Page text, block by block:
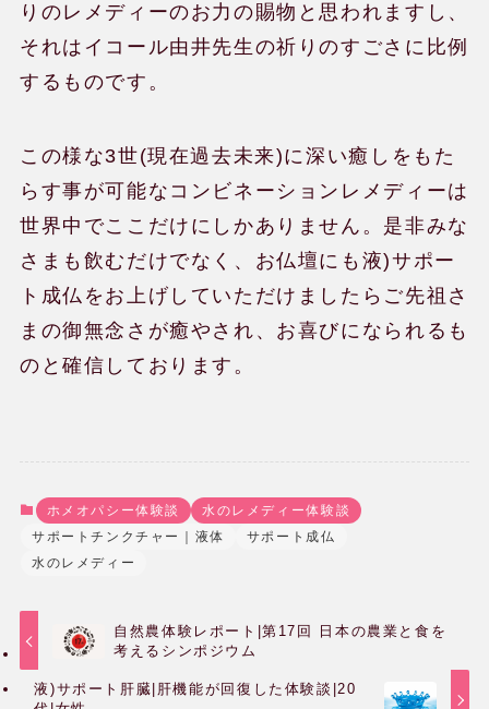
りのレメディーのお力の賜物と思われますし、
それはイコール由井先生の祈りのすごさに比例
するものです。
この様な3世(現在過去未来)に深い癒しをもた
らす事が可能なコンビネーションレメディーは
世界中でここだけにしかありません。是非みな
さまも飲むだけでなく、お仏壇にも液)サポー
ト成仏をお上げしていただけましたらご先祖さ
まの御無念さが癒やされ、お喜びになられるも
のと確信しております。
ホメオパシー体験談
水のレメディー体験談
サポートチンクチャー｜液体
サポート成仏
水のレメディー
自然農体験レポート|第17回 日本の農業と食を
考えるシンポジウム
液)サポート肝臓|肝機能が回復した体験談|20